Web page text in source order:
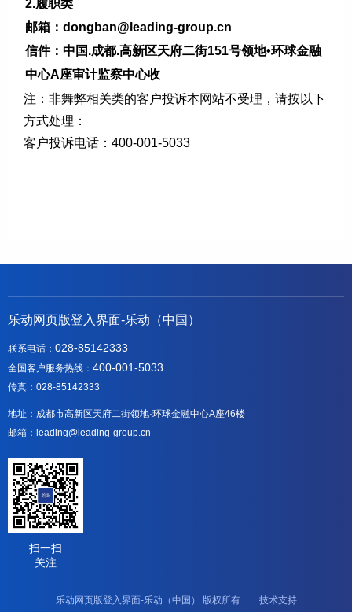
2.履职类
邮箱：dongban@leading-group.cn
信件：中国.成都.高新区天府二街151号领地•环球金融
中心A座审计监察中心收
注：非舞弊相关类的客户投诉本网站不受理，请按以下
方式处理：
客户投诉电话：400-001-5033
乐动网页版登入界面-乐动（中国）
联系电话： 028-85142333
全国客户服务热线： 400-001-5033
传真：028-85142333
地址：成都市高新区天府二街领地·环球金融中心A座46楼
邮箱：leading@leading-group.cn
扫一扫
关注
乐动网页版登入界面-乐动（中国） 版权所有 技术支持